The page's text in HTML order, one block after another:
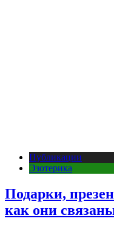
Публикации
Эзотерика
Подарки,
как они